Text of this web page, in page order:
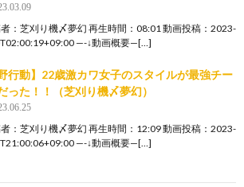
：芝刈り機〆夢幻 再生時間：08:01 動画投稿：2023-
—-↓動画概要—[…]
野行動】22歳激カワ女子のスタイルが最強チー
った！！（芝刈り機〆夢幻）
：芝刈り機〆夢幻 再生時間：12:09 動画投稿：2023-
—-↓動画概要—[…]